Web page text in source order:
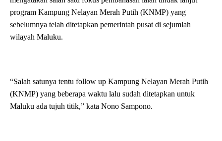
program Kampung Nelayan Merah Putih (KNMP) yang
sebelumnya telah ditetapkan pemerintah pusat di sejumlah
wilayah Maluku.
“Salah satunya tentu follow up Kampung Nelayan Merah Putih
(KNMP) yang beberapa waktu lalu sudah ditetapkan untuk
Maluku ada tujuh titik,” kata Nono Sampono.